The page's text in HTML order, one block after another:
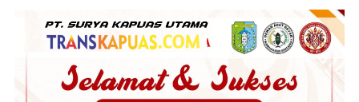
kriminal